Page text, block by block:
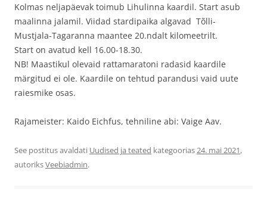
Kolmas neljapäevak toimub Lihulinna kaardil. Start asub
maalinna jalamil. Viidad stardipaika algavad Tõlli-
Mustjala-Tagaranna maantee 20.ndalt kilomeetrilt.
Start on avatud kell 16.00-18.30.
NB! Maastikul olevaid rattamaratoni radasid kaardile
märgitud ei ole. Kaardile on tehtud parandusi vaid uute
raiesmike osas.
Rajameister: Kaido Eichfus, tehniline abi: Vaige Aav.
See postitus avaldati Uudised ja teated kategoorias24. mai 2021,
autoriksVeebiadmin.